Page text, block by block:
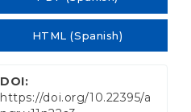
HTML (Spanish)
DOI:
https://doi.org/10.22395/a